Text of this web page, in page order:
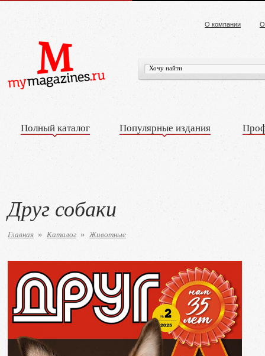
О компании
Полный каталог Популярные издания
Друг собаки
Главная » Каталог » Животные